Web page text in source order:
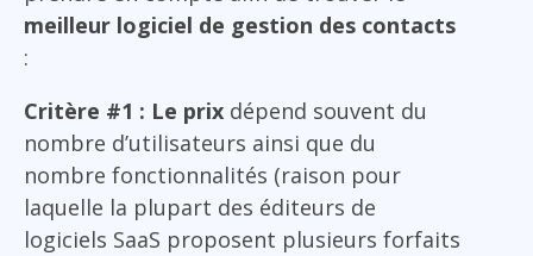
meilleur logiciel de gestion des contacts
:
Critère #1 : Le prix dépend souvent du
nombre d’utilisateurs ainsi que du
nombre fonctionnalités (raison pour
laquelle la plupart des éditeurs de
logiciels SaaS proposent plusieurs forfaits